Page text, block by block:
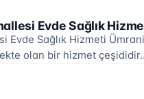
Evde Sağlık
Evde Sağlık Hizmeti
olan bir hizmet